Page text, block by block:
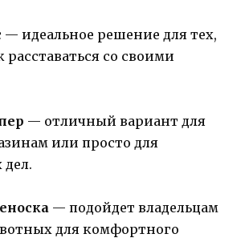
— идеальное решение для тех,
со своими
— отличный вариант для
или просто для
— подойдет владельцам
для комфортного